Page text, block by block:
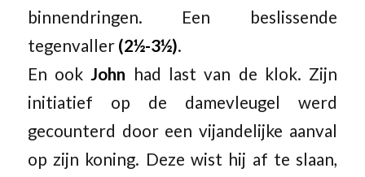
binnendringen. Een beslissende
tegenvaller (2½-3½).
En ookJohn had last van de klok. Zijn
initiatief op de damevleugel werd
gecounterd door een vijandelijke aanval
op zijn koning. Deze wist hij af te slaan,